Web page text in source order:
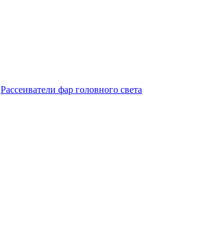
Рассеиватели фар головного света